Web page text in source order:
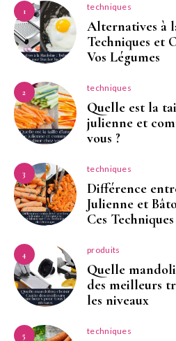
1 techniques
Alternatives à
Techniques et
Vos Légumes
2 techniques
Quelle est la
julienne et
vous ?
3 techniques
Différence
Julienne et
Ces
4 produits
Quelle
des meilleurs
les niveaux
5 techniques